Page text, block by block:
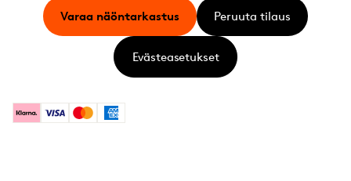
KlarnaVisa MastercardAmerican Express
Varaa näöntarkastus Peruuta tilaus
Evästeasetukset